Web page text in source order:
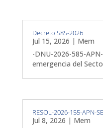
Decreto 585-2026
Jul 15, 2026 | Mem
-DNU-2026-585-
emergencia del
RESOL-2026-155-APN-
Jul 8, 2026 | Mem